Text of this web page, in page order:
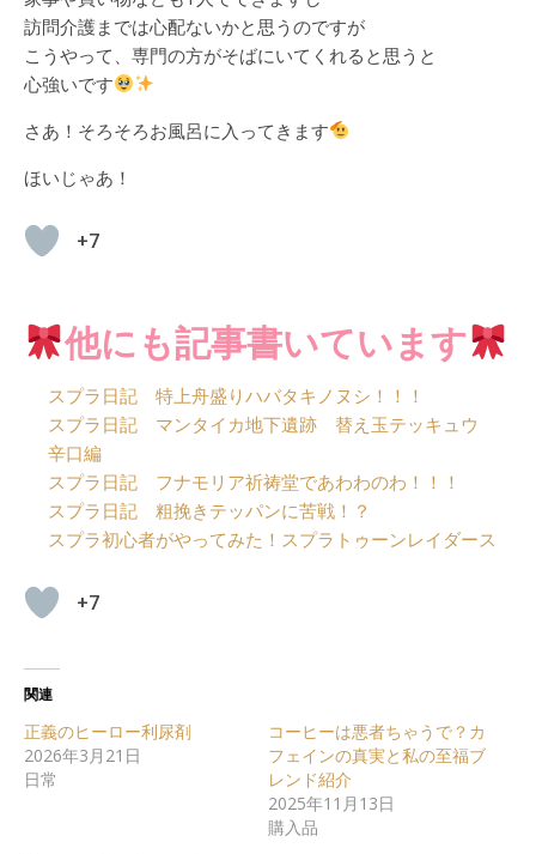
訪問介護までは心配ないかと思うのですが
こうやって、専門の方がそばにいてくれると思うと
心強いです
さあ！そろそろお風呂に入ってきます
ほいじゃあ！
+7
他にも記事書いています
スプラ日記 特上舟盛りハバタキノヌシ！！！
スプラ日記 マンタイカ地下遺跡 替え玉テッキュウ
辛口編
スプラ日記 フナモリア祈祷堂であわわのわ！！！
スプラ日記 粗挽きテッパンに苦戦！？
スプラ初心者がやってみた！スプラトゥーンレイダース
+7
関連
正義のヒーロー利尿剤
2026年3月21日
日常
コーヒーは悪者ちゃうで？カ
フェインの真実と私の至福ブ
レンド紹介
2025年11月13日
購入品